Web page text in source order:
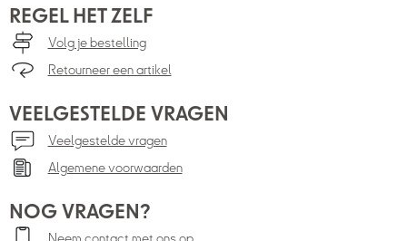
REGEL HET ZELF
Volg je bestelling
Retourneer een artikel
VEELGESTELDE VRAGEN
Veelgestelde vragen
Algemene voorwaarden
NOG VRAGEN?